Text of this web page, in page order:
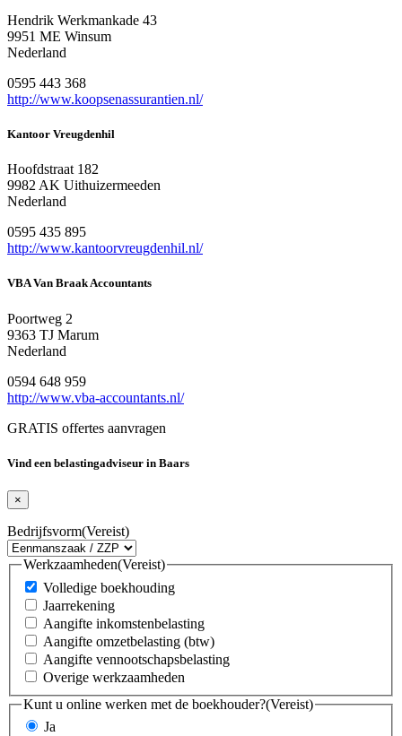
Hendrik Werkmankade 43
9951 ME Winsum
Nederland
0595 443 368
http://www.koopsenassurantien.nl/
Kantoor Vreugdenhil
Hoofdstraat 182
9982 AK Uithuizermeeden
Nederland
0595 435 895
http://www.kantoorvreugdenhil.nl/
VBA Van Braak Accountants
Poortweg 2
9363 TJ Marum
Nederland
0594 648 959
http://www.vba-accountants.nl/
GRATIS offertes aanvragen
Vind een belastingadviseur in Baars
×
Bedrijfsvorm(Vereist)
Werkzaamheden(Vereist)
Volledige boekhouding
Jaarrekening
Aangifte inkomstenbelasting
Aangifte omzetbelasting (btw)
Aangifte vennootschapsbelasting
Overige werkzaamheden
Kunt u online werken met de boekhouder?(Vereist)
Ja